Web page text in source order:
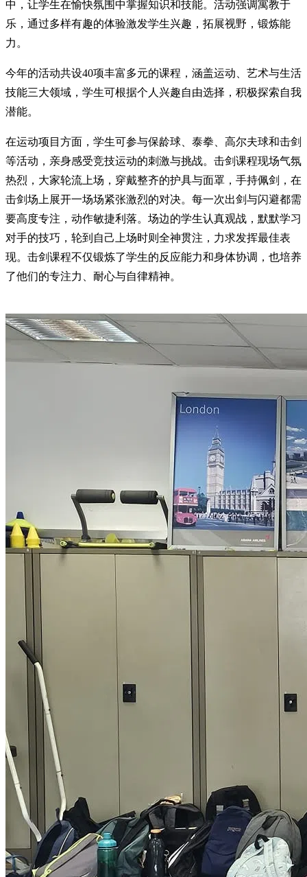
中，让学生在愉快氛围中掌握知识和技能。活动强调寓教于
乐，通过多样有趣的体验激发学生兴趣，拓展视野，锻炼能
力。
今年的活动共设40项丰富多元的课程，涵盖运动、艺术与生活
技能三大领域，学生可根据个人兴趣自由选择，积极探索自我
潜能。
在运动项目方面，学生可参与保龄球、泰拳、高尔夫球和击剑
等活动，亲身感受竞技运动的刺激与挑战。击剑课程现场气氛
热烈，大家轮流上场，穿戴整齐的护具与面罩，手持佩剑，在
击剑场上展开一场场紧张激烈的对决。每一次出剑与闪避都需
要高度专注，动作敏捷利落。场边的学生认真观战，默默学习
对手的技巧，轮到自己上场时则全神贯注，力求发挥最佳表
现。击剑课程不仅锻炼了学生的反应能力和身体协调，也培养
了他们的专注力、耐心与自律精神。